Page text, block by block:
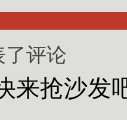
了评论
来抢沙发